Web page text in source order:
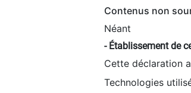
Contenus non
Néant
- Établissement de
Cette déclaration
Technologies